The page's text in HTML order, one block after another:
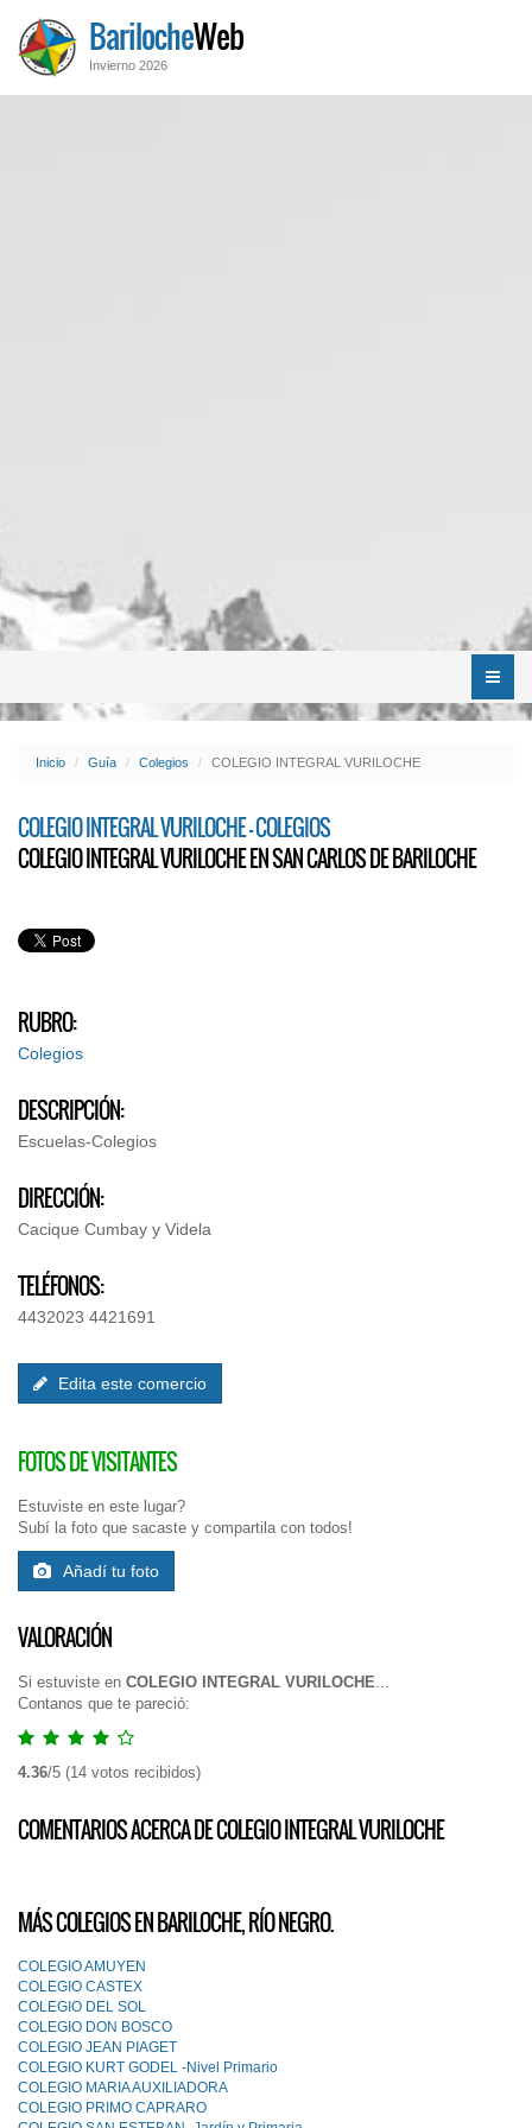
BarilocheWeb
Invierno 2026
Menú
Inicio Guía Colegios COLEGIO INTEGRAL VURILOCHE
COLEGIO INTEGRAL VURILOCHE - COLEGIOS
COLEGIO INTEGRAL VURILOCHE EN SAN CARLOS DE BARILOCHE
RUBRO:
Colegios
DESCRIPCIÓN:
Escuelas-Colegios
DIRECCIÓN:
Cacique Cumbay y Videla
TELÉFONOS:
4432023 4421691
Edita este comercio
FOTOS DE VISITANTES
Estuviste en este lugar?
Subí la foto que sacaste y compartila con todos!
Añadí tu foto
VALORACIÓN
Si estuviste en COLEGIO INTEGRAL VURILOCHE...
Contanos que te pareció:
4.36/5 (14 votos recibidos)
COMENTARIOS ACERCA DE COLEGIO INTEGRAL VURILOCHE
MÁS COLEGIOS EN BARILOCHE, RÍO NEGRO.
COLEGIO AMUYEN
COLEGIO CASTEX
COLEGIO DEL SOL
COLEGIO DON BOSCO
COLEGIO JEAN PIAGET
COLEGIO KURT GODEL -Nivel Primario
COLEGIO MARIA AUXILIADORA
COLEGIO PRIMO CAPRARO